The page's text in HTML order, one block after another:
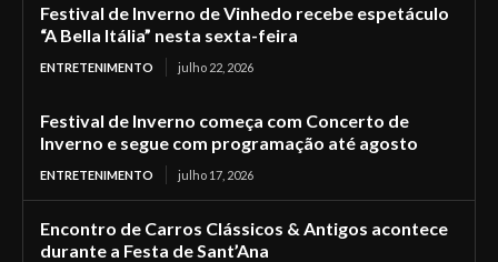
Festival de Inverno de Vinhedo recebe espetáculo
“A Bella Itália” nesta sexta-feira
ENTRETENIMENTO julho 22, 2026
Festival de Inverno começa com Concerto de
Inverno e segue com programação até agosto
ENTRETENIMENTO julho 17, 2026
Encontro de Carros Clássicos & Antigos acontece
durante a Festa de Sant’Ana